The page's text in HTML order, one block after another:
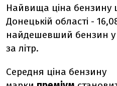
Найвища ціна бензину
Донецькій області -
найдешевший бензин у
за літр.
Середня ціна бензину